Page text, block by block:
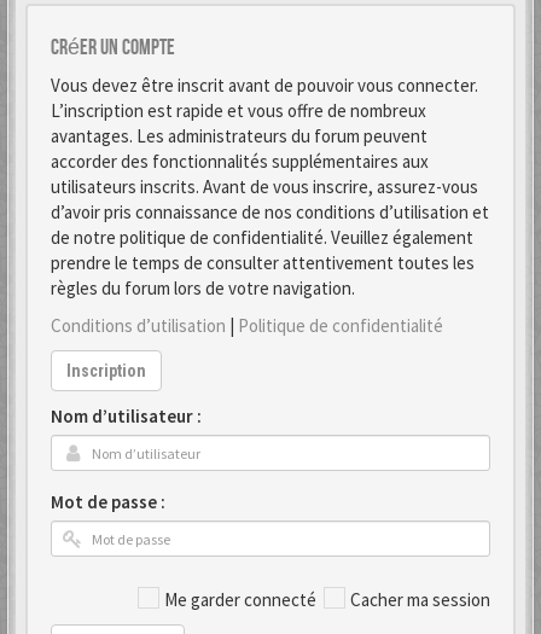
Créer un Compte
Vous devez être inscrit avant de pouvoir vous connecter.
L’inscription est rapide et vous offre de nombreux
avantages. Les administrateurs du forum peuvent
accorder des fonctionnalités supplémentaires aux
utilisateurs inscrits. Avant de vous inscrire, assurez-vous
d’avoir pris connaissance de nos conditions d’utilisation et
de notre politique de confidentialité. Veuillez également
prendre le temps de consulter attentivement toutes les
règles du forum lors de votre navigation.
Conditions d’utilisation | Politique de confidentialité
Inscription
Nom d’utilisateur :
Mot de passe :
Me garder connecté Cacher ma session